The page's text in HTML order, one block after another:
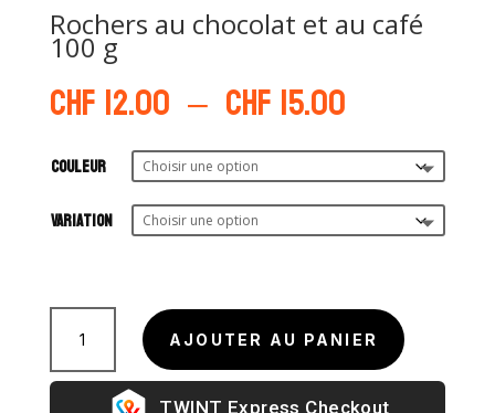
Rochers au chocolat et au café
100 g
CHF12.00 – CHF15.00Plage
deprix :
CHF 12.00
à
CHF 15.00
Couleur
Variation
quantité
Rochers
au
AJOUTER AU PANIER
Express Checkout